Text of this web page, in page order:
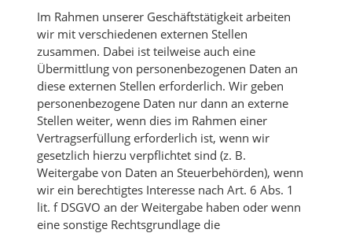
Im Rahmen unserer Geschäftstätigkeit arbeiten
wir mit verschiedenen externen Stellen
zusammen. Dabei ist teilweise auch eine
Übermittlung von personenbezogenen Daten an
diese externen Stellen erforderlich. Wir geben
personenbezogene Daten nur dann an externe
Stellen weiter, wenn dies im Rahmen einer
Vertragserfüllung erforderlich ist, wenn wir
gesetzlich hierzu verpflichtet sind (z. B.
Weitergabe von Daten an Steuerbehörden), wenn
wir ein berechtigtes Interesse nach Art. 6 Abs. 1
lit. f DSGVO an der Weitergabe haben oder wenn
eine sonstige Rechtsgrundlage die